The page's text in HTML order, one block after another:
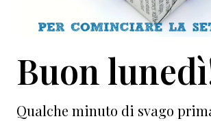
Buon
Qualche minuto di svago